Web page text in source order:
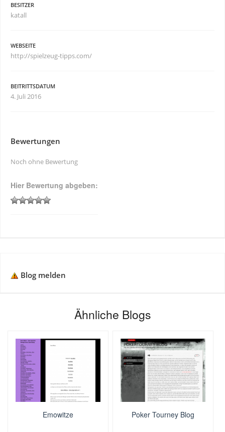
BESITZER
katall
WEBSEITE
http://spielzeug-tipps.com/
BEITRITTSDATUM
4. Juli 2016
Bewertungen
Noch ohne Bewertung
Hier Bewertung abgeben:
Blog melden
Ähnliche Blogs
Emowitze Poker Tourney Blog